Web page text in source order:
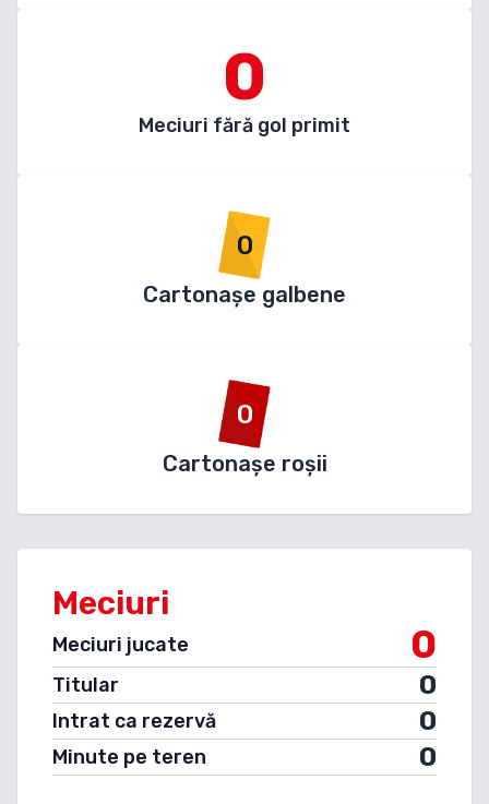
0
Meciuri fără gol primit
0
Cartonașe galbene
0
Cartonașe roșii
Meciuri
Meciuri jucate 0
Titular 0
Intrat ca rezervă 0
Minute pe teren 0